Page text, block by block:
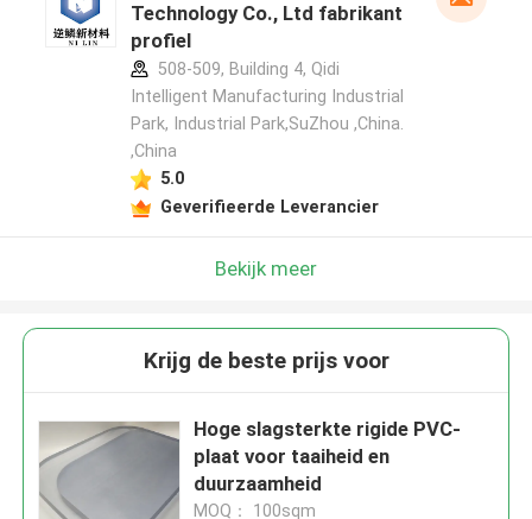
Technology Co., Ltd fabrikant
profiel
508-509, Building 4, Qidi
Intelligent Manufacturing Industrial
Park, Industrial Park,SuZhou ,China.
,China
5.0
Geverifieerde Leverancier
Bekijk meer
Krijg de beste prijs voor
Hoge slagsterkte rigide PVC-
plaat voor taaiheid en
duurzaamheid
MOQ： 100sqm